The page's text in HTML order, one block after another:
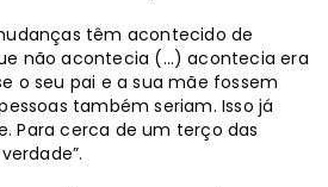
têm acontecido de
não acontecia (…) acontecia era
o seu pai e a sua mãe fossem
também seriam. Isso já
Para cerca de um terço das